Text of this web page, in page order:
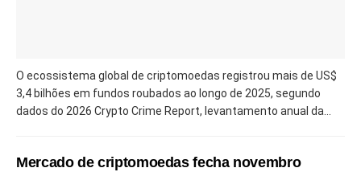
O ecossistema global de criptomoedas registrou mais de US$
3,4 bilhões em fundos roubados ao longo de 2025, segundo
dados do 2026 Crypto Crime Report, levantamento anual da...
Mercado de criptomoedas fecha novembro